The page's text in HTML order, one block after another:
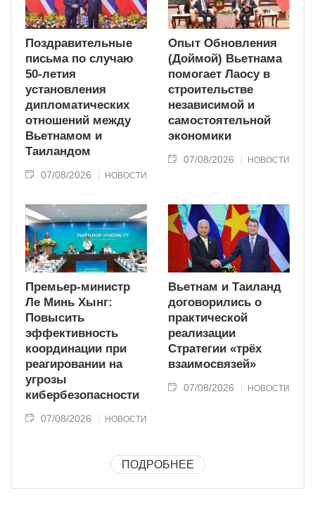
Поздравительные
письма по случаю
50-летия
установления
дипломатических
отношений между
Вьетнамом и
Таиландом
07/08/2026 НОВОСТИ
Опыт Обновления
(Доймой) Вьетнама
помогает Лаосу в
строительстве
независимой и
самостоятельной
экономики
07/08/2026 НОВОСТИ
Премьер-министр
Ле Минь Хынг:
Повысить
эффективность
координации при
реагировании на
угрозы
кибербезопасности
07/08/2026 НОВОСТИ
Вьетнам и Таиланд
договорились о
практической
реализации
Стратегии «трёх
взаимосвязей»
07/08/2026 НОВОСТИ
ПОДРОБНЕЕ